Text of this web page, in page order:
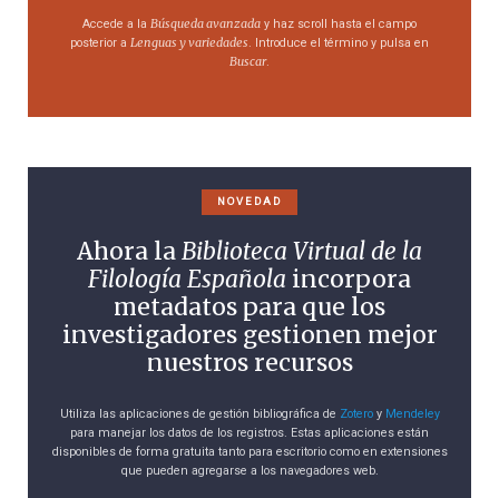
Accede a la Búsqueda avanzada y haz scroll hasta el campo
posterior a Lenguas y variedades . Introduce el término y pulsa en
Buscar.
NOVEDAD
Ahora laBiblioteca Virtual de la
Filología Española incorpora
metadatos para que los
investigadores gestionen mejor
nuestros recursos
Utiliza las aplicaciones de gestión bibliográfica de Zoteroy Mendeley
para manejar los datos de los registros. Estas aplicaciones están
disponibles de forma gratuita tanto para escritorio como en extensiones
que pueden agregarse a los navegadores web.